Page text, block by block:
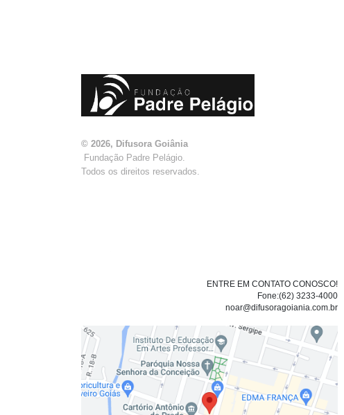
© 2026, Difusora Goiânia
Fundação Padre Pelágio.
Todos os direitos reservados.
ENTRE EM CONTATO CONOSCO!
Fone:(62) 3233-4000
noar@difusoragoiania.com.br